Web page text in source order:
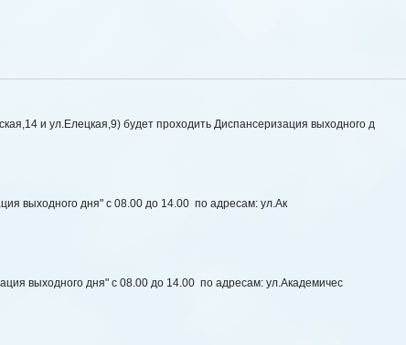
и ул.Елецкая,9) будет проходить Диспансеризация выходного д
выходного дня" с 08.00 до 14.00 по адресам: ул.Ак
выходного дня" с 08.00 до 14.00 по адресам: ул.Академичес